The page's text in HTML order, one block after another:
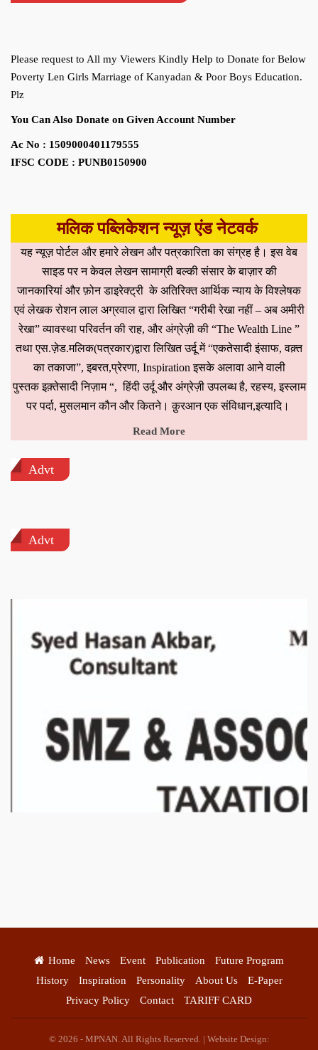
Please request to All my Viewers Kindly Help to Donate for Below
Poverty Len Girls Marriage of Kanyadan & Poor Boys Education.
Plz
You Can Also Donate on Given Account Number
Ac No : 1509000401179555
IFSC CODE : PUNB0150900
मलिक पब्लिकेशन न्यूज़ एंड नेटवर्क
यह न्यूज़ पोर्टल और हमारे लेखन और पत्रकारिता का संग्रह है। इस वेब
साइड पर न केवल लेखन सामाग्री बल्की संसार के बाज़ार की
जानकारियां और फ़ोन डाइरेक्ट्री के अतिरिक्त आर्थिक न्याय के विश्लेषक
एवं लेखक रोशन लाल अग्रवाल द्वारा लिखित “गरीबी रेखा नहीं – अब अमीरी
रेखा” व्यावस्था परिवर्तन की राह, और अंग्रेज़ी की “The Wealth Line ”
तथा एस.ज़ेड.मलिक(पत्रकार)द्वारा लिखित उर्दू में “एकतेसादी इंसाफ, वक़्त
का तकाजा”, इबरत,प्रेरणा, Inspiration इसके अलावा आने वाली
पुस्तक इक़्तेसादी निज़ाम “, हिंदी उर्दू और अंग्रेज़ी उपलब्ध है, रहस्य, इस्लाम
पर पर्दा, मुसलमान कौन और कितने। क़ुरआन एक संविधान,इत्यादि।
Read More
Advt
Advt
बिरादराने मिलात – अतिना वेलफ़ेयर फाउंडेशन, बेरोजगार महिलाओं के लिए बेहतर
को प्रशिक्षित कर उन्हें स्वयं रोजगार सम्मुख बनाया जा सके। ताकि उन्हें अपनी
आजीविका के लिए अपना घर छोड़ना न पड़े। निवेदक – अतिना वेलफेयर
फाउंडेशन – बिहारशरीफ रहबर यूनिट।
Home News Event Publication
Future Program
History
Inspiration Personality About Us
E-Paper
Privacy Policy
Contact TARIFF CARD
© 2026 - MPNAN. All Rights Reserved. | Website Design: